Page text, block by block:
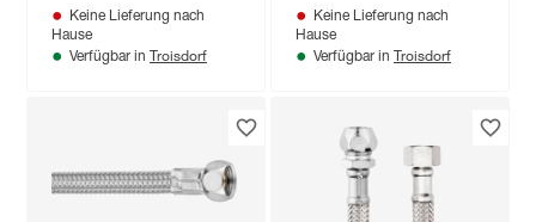
Keine Lieferung nach
Hause
Verfügbar in Troisdorf
Keine Lieferung nach
Hause
Verfügbar in Troisdorf